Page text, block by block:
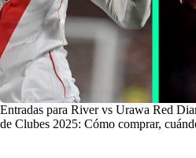
Entradas para River vs Urawa Red
de Clubes 2025: Cómo comprar,